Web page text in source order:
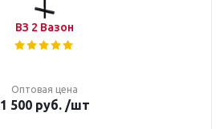
ВЗ 2 Вазон
Оптовая цена
1 500руб. /шт